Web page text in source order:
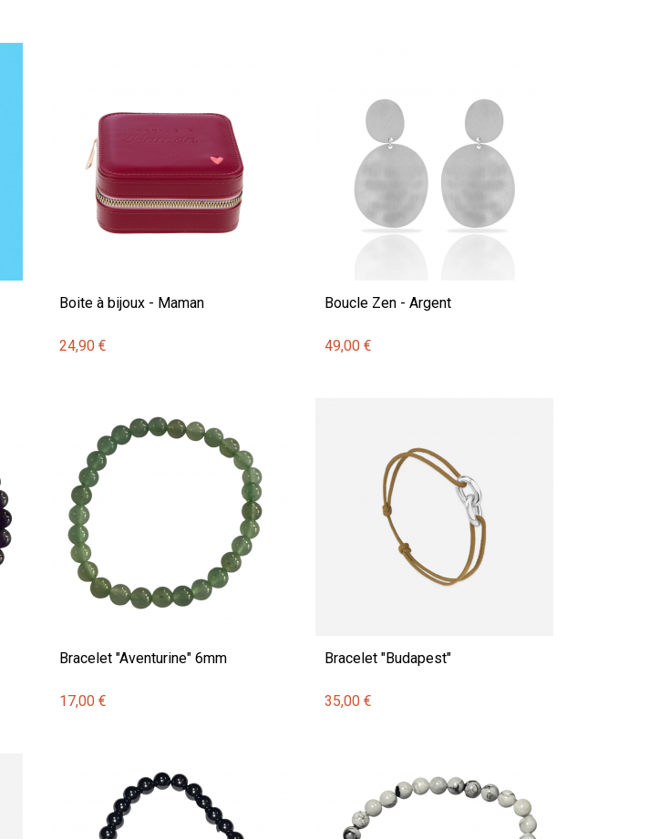
Boite à bijoux - Maman
24,90 €
Boucle Zen - Argent
49,00 €
Bracelet "Aventurine" 6mm
17,00 €
Bracelet "Budapest"
35,00 €